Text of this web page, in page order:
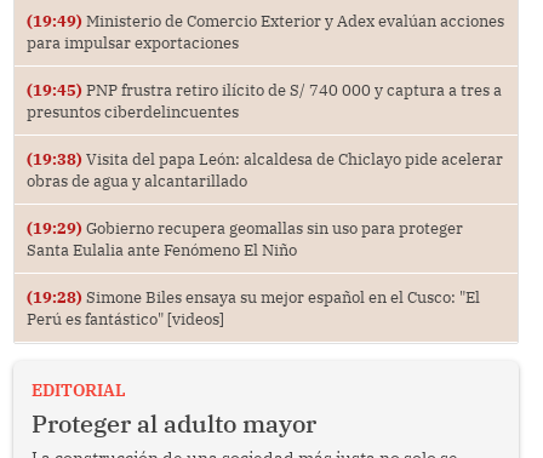
(19:49) Ministerio de Comercio Exterior y Adex evalúan acciones
para impulsar exportaciones
(19:45) PNP frustra retiro ilícito de S/ 740 000 y captura a tres a
presuntos ciberdelincuentes
(19:38) Visita del papa León: alcaldesa de Chiclayo pide acelerar
obras de agua y alcantarillado
(19:29) Gobierno recupera geomallas sin uso para proteger
Santa Eulalia ante Fenómeno El Niño
(19:28) Simone Biles ensaya su mejor español en el Cusco: "El
Perú es fantástico" [videos]
EDITORIAL
Proteger al adulto mayor